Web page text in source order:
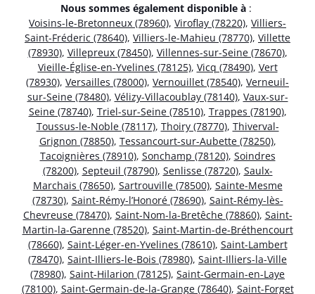
Nous sommes également disponible à :
Voisins-le-Bretonneux (78960), Viroflay (78220), Villiers-
Saint-Fréderic (78640), Villiers-le-Mahieu (78770), Villette
(78930), Villepreux (78450), Villennes-sur-Seine (78670),
Vieille-Église-en-Yvelines (78125), Vicq (78490), Vert
(78930), Versailles (78000), Vernouillet (78540), Verneuil-
sur-Seine (78480), Vélizy-Villacoublay (78140), Vaux-sur-
Seine (78740), Triel-sur-Seine (78510), Trappes (78190),
Toussus-le-Noble (78117), Thoiry (78770), Thiverval-
Grignon (78850), Tessancourt-sur-Aubette (78250),
Tacoignières (78910), Sonchamp (78120), Soindres
(78200), Septeuil (78790), Senlisse (78720), Saulx-
Marchais (78650), Sartrouville (78500), Sainte-Mesme
(78730), Saint-Rémy-l’Honoré (78690), Saint-Rémy-lès-
Chevreuse (78470), Saint-Nom-la-Bretêche (78860), Saint-
Martin-la-Garenne (78520), Saint-Martin-de-Bréthencourt
(78660), Saint-Léger-en-Yvelines (78610), Saint-Lambert
(78470), Saint-Illiers-le-Bois (78980), Saint-Illiers-la-Ville
(78980), Saint-Hilarion (78125), Saint-Germain-en-Laye
(78100), Saint-Germain-de-la-Grange (78640), Saint-Forget